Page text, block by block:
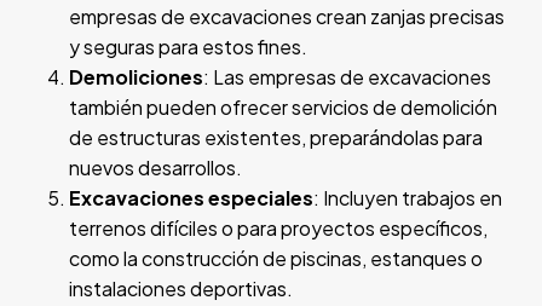
empresas de excavaciones crean zanjas precisas
y seguras para estos fines.
Demoliciones: Las empresas de excavaciones
también pueden ofrecer servicios de demolición
de estructuras existentes, preparándolas para
nuevos desarrollos.
Excavaciones especiales: Incluyen trabajos en
terrenos difíciles o para proyectos específicos,
como la construcción de piscinas, estanques o
instalaciones deportivas.